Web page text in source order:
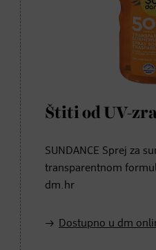
Štiti od UV-
SUNDANCE Sprej za
transparentnom
dm.hr
Dostupno u dm